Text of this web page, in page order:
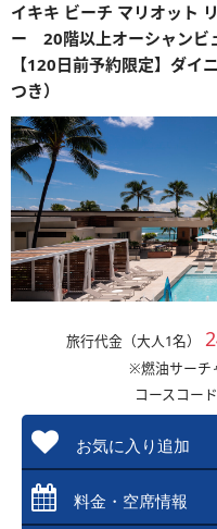
イキキ ビーチ マリオット
ー 20階以上オーシャンビ
【120日前予約限定】ダイ
つき）
旅行代金（大人1名）
※燃油サーチ
コースコー
お気に入り追加
料金・空席情報